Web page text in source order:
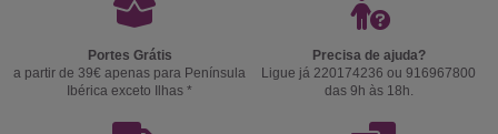
Portes Grátis
a partir de 39€ apenas para Península
Ibérica exceto Ilhas *
Precisa de ajuda?
Ligue já 220174236 ou 916967800
das 9h às 18h.